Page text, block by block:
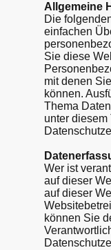
Allgemeine
Die
einfachen
Sie diese
mit denen
können.
Thema
unter diesem
Wer ist
auf dieser
auf dieser
können Sie